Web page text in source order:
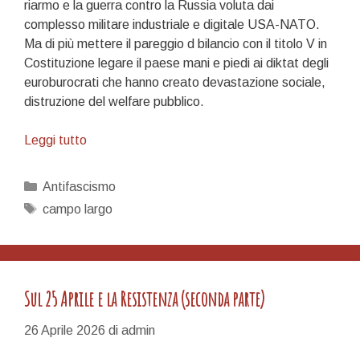
riarmo e la guerra contro la Russia voluta dai
complesso militare industriale e digitale USA-NATO.
Ma di più mettere il pareggio d bilancio con il titolo V in
Costituzione legare il paese mani e piedi ai diktat degli
euroburocrati che hanno creato devastazione sociale,
distruzione del welfare pubblico.
Leggi tuttoL’esorcista
Categorie
Antifascismo
Tag
campo largo
Sul 25 Aprile e la Resistenza (seconda parte)
26 Aprile 2026 di admin